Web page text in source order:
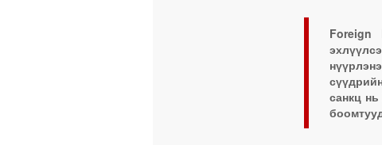
Foreign
санкц